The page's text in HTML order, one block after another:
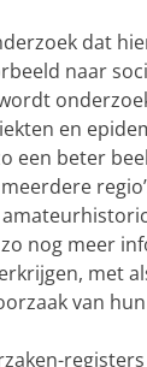
dat
naar
en
een beter
nog meer
met
van